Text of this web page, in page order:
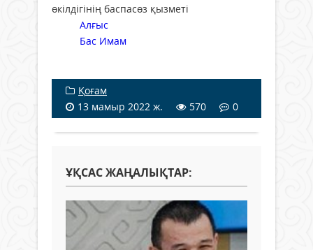
өкілдігінің баспасөз қызметі
Алғыс
Бас Имам
Қоғам
13 мамыр 2022 ж.
570 0
ҰҚСАС ЖАҢАЛЫҚТАР: